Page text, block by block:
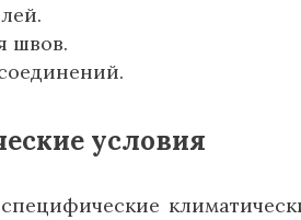
швов.
условия